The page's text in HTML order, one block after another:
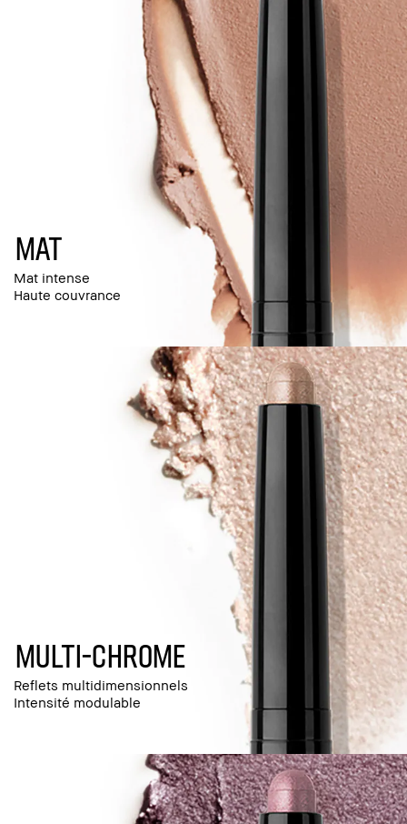
Mat
Mat intense
Haute couvrance
multi-chrome
Reflets multidimensionnels
Intensité modulable